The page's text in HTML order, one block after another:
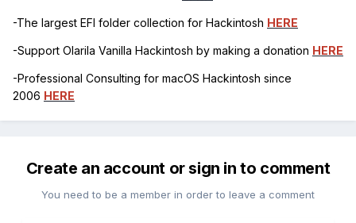
-The largest EFI folder collection for Hackintosh HERE
-Support Olarila Vanilla Hackintosh by making a donation HERE
-Professional Consulting for macOS Hackintosh since
2006 HERE
Create an account or sign in to comment
You need to be a member in order to leave a comment